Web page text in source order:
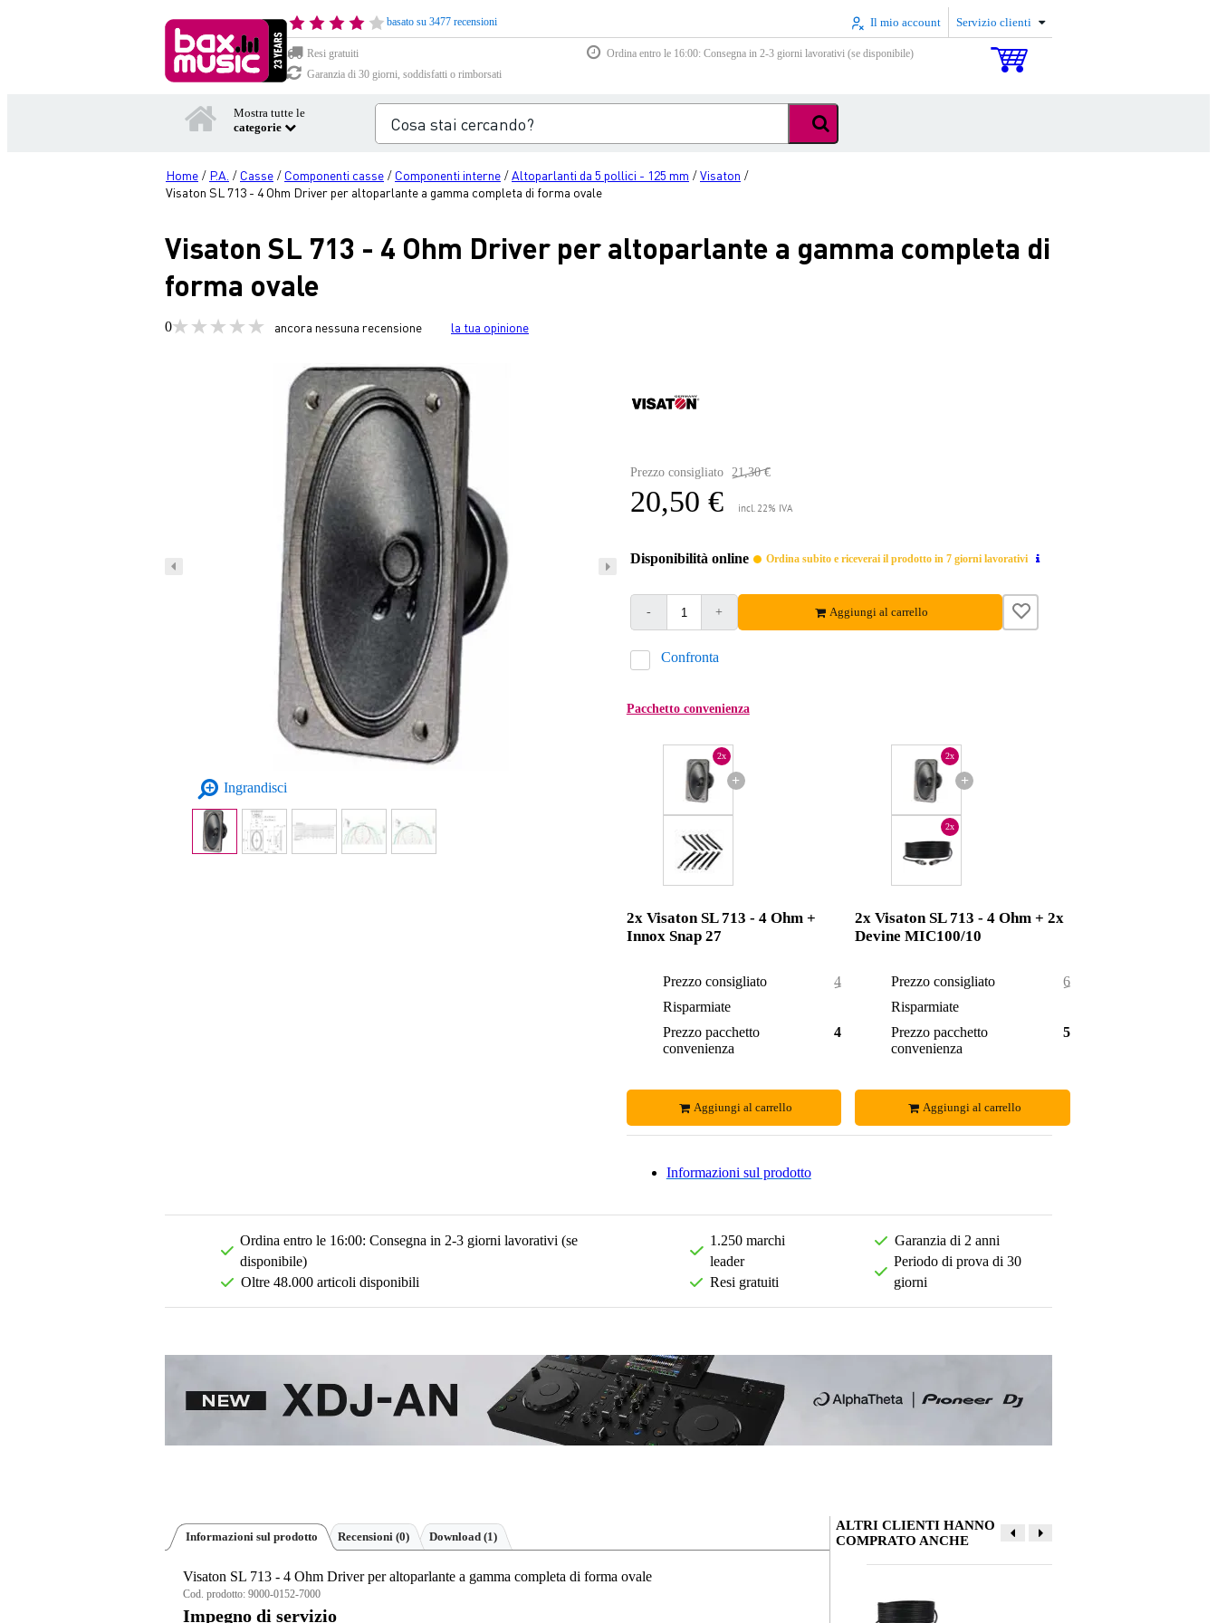
basato su 3477 recensioni Il mio account Servizio clienti
Resi gratuiti
Ordina entro le 16:00: Consegna in 2-3 giorni lavorativi (se disponibile)
Garanzia di 30 giorni, soddisfatti o rimborsati
Mostra tutte le
categorie
Home / P.A. / Casse / Componenti casse / Componenti interne /Altoparlanti da 5 pollici - 125 mm /Visaton /
Visaton SL 713 - 4 Ohm Driver per altoparlante a gamma completa di forma ovale
Visaton SL 713 - 4 Ohm Driver per altoparlante a gamma completa di
forma ovale
0 ancora nessuna recensione la tua opinione
Ingrandisci
Prezzo consigliato 21,30 €
20,50 € incl. 22% IVA
Disponibilità online Ordina subito e riceverai il prodotto in 7 giorni lavorativi
- + Aggiungi al carrello
Confronta
Pacchetto convenienza
+
2x
2x Visaton SL 713 - 4 Ohm +
Innox Snap 27
Prezzo consigliato
46,50 €
Risparmiate
Prezzo pacchetto
convenienza
43,00 €
Aggiungi al carrello
+
2x
2x
2x Visaton SL 713 - 4 Ohm + 2x
Devine MIC100/10
Prezzo consigliato
60,90 €
Risparmiate
Prezzo pacchetto
convenienza
56,00 €
Aggiungi al carrello
Informazioni sul prodotto
Ordina entro le 16:00: Consegna in 2-3 giorni lavorativi (se
disponibile)
Oltre 48.000 articoli disponibili
1.250 marchi
leader
Resi gratuiti
Garanzia di 2 anni
Periodo di prova di 30
giorni
Informazioni sul prodotto Recensioni (0) Download (1)
Visaton SL 713 - 4 Ohm Driver per altoparlante a gamma completa di forma ovale
Cod. prodotto: 9000-0152-7000
Impegno di servizio
ALTRI CLIENTI HANNO
COMPRATO ANCHE